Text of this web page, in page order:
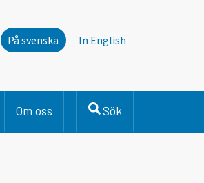
På svenska In English
Om oss Sök